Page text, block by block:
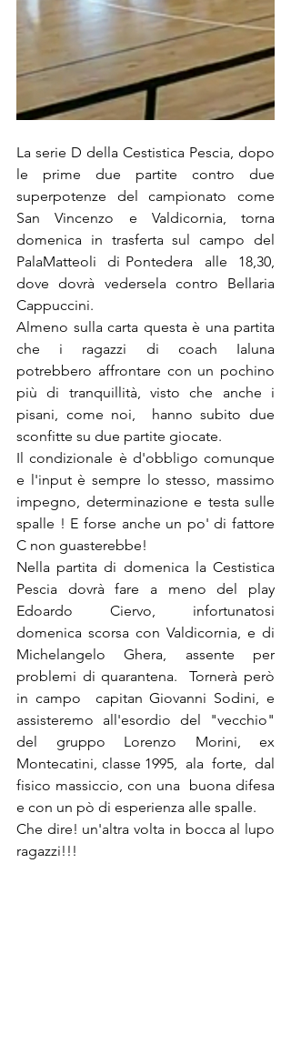
La serie D della Cestistica Pescia, dopo
le prime due partite contro due
superpotenze del campionato come
San Vincenzo e Valdicornia, torna
domenica in trasferta sul campo del
PalaMatteoli  di Pontedera  alle  18,30,
dove dovrà vedersela contro Bellaria
Cappuccini.
Almeno sulla carta questa è una partita
che i ragazzi di coach Ialuna
potrebbero affrontare con un pochino
più di tranquillità, visto che anche i
pisani, come noi,  hanno subito due
sconfitte su due partite giocate.
Il condizionale è d'obbligo comunque
e l'input è sempre lo stesso, massimo
impegno, determinazione e testa sulle
spalle ! E forse anche un po' di fattore
C non guasterebbe!
Nella partita di domenica la Cestistica
Pescia dovrà fare a meno del play
Edoardo Ciervo, infortunatosi
domenica scorsa con Valdicornia, e di
Michelangelo Ghera, assente per
problemi di quarantena.  Tornerà però
in campo  capitan Giovanni Sodini, e
assisteremo all'esordio del "vecchio"
del gruppo Lorenzo Morini, ex
Montecatini, classe 1995,  ala  forte,  dal
fisico massiccio, con una  buona difesa
e con un pò di esperienza alle spalle.
Che dire! un'altra volta in bocca al lupo
ragazzi!!!